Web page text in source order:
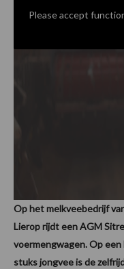
Please accept
Op het melkveebedrijf
Lierop rijdt een AGM
voermengwagen. Op
stuks jongvee is de